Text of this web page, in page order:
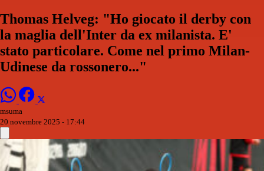
Thomas Helveg: "Ho giocato il derby con
la maglia dell'Inter da ex milanista. E'
stato particolare. Come nel primo Milan-
Udinese da rossonero..."
msuma
20 novembre 2025 - 17:44